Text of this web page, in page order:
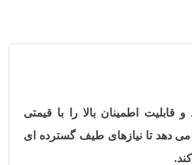
قابلیت اطمینان بالا را با قیمتی
دهد تا نیازهای طیف گسترده ای